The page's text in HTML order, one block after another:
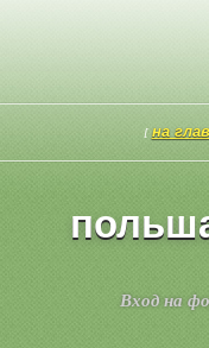
[ на
Вход на